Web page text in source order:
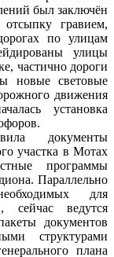
был заключён
гравием,
по улицам
улицы
частично дороги
новые световые
движения
установка
документы
участка в Мотах
программы
Параллельно
для
сейчас ведутся
документов
структурами
плана